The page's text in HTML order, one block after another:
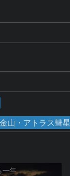
山・アトラス彗星
一年